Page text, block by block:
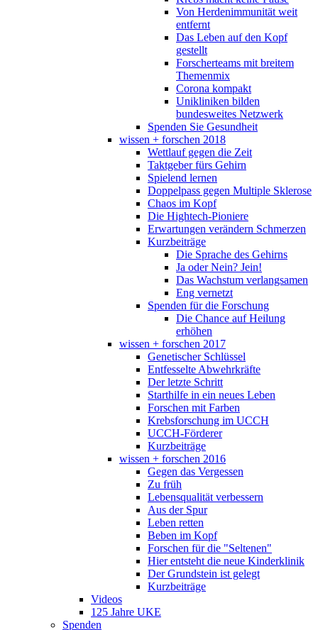
Von Herdenimmunität weit
entfernt
Das Leben auf den Kopf
gestellt
Forscherteams mit breitem
Themenmix
Corona kompakt
Unikliniken bilden
bundesweites Netzwerk
Spenden Sie Gesundheit
wissen + forschen 2018
Wettlauf gegen die Zeit
Taktgeber fürs Gehirn
Spielend lernen
Doppelpass gegen Multiple Sklerose
Chaos im Kopf
Die Hightech-Pioniere
Erwartungen verändern Schmerzen
Kurzbeiträge
Die Sprache des Gehirns
Ja oder Nein? Jein!
Das Wachstum verlangsamen
Eng vernetzt
Spenden für die Forschung
Die Chance auf Heilung
erhöhen
wissen + forschen 2017
Genetischer Schlüssel
Entfesselte Abwehrkräfte
Der letzte Schritt
Starthilfe in ein neues Leben
Forschen mit Farben
Krebsforschung im UCCH
UCCH-Förderer
Kurzbeiträge
wissen + forschen 2016
Gegen das Vergessen
Zu früh
Lebensqualität verbessern
Aus der Spur
Leben retten
Beben im Kopf
Forschen für die "Seltenen"
Hier entsteht die neue Kinderklinik
Der Grundstein ist gelegt
Kurzbeiträge
Videos
125 Jahre UKE
Spenden